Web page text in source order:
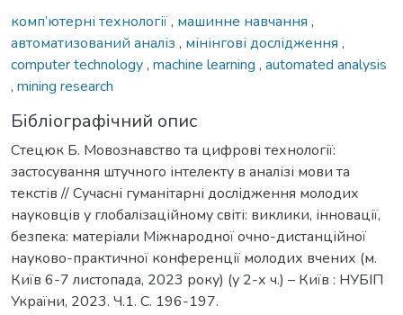
комп’ютерні технології, машинне навчання ,
автоматизований аналіз , мінінгові дослідження ,
computer technology, machine learning , automated analysis
, mining research
Бібліографічний опис
Стецюк Б. Мовознавство та цифрові технології:
застосування штучного інтелекту в аналізі мови та
текстів // Сучасні гуманітарні дослідження молодих
науковців у глобалізаційному світі: виклики, інновації,
безпека: матеріали Міжнародної очно-дистанційної
науково-практичної конференції молодих вчених (м.
Київ 6-7 листопада, 2023 року) (у 2-х ч.) – Київ : НУБІП
України, 2023. Ч.1. С. 196-197.